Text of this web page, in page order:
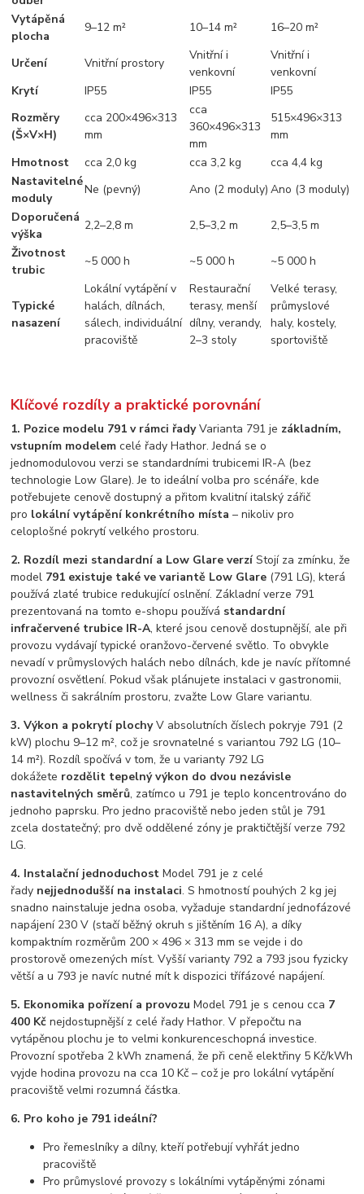
Vytápěná
plocha
9–12 m² 10–14 m² 16–20 m²
Určení Vnitřní prostory
Vnitřní i
venkovní
Vnitřní i
venkovní
Krytí
IP55 IP55
IP55
Rozměry
(Š×V×H)
cca 200×496×313
mm
cca
360×496×313
mm
515×496×313
mm
Hmotnost
cca 2,0 kg cca 3,2 kg
cca 4,4 kg
Nastavitelné
moduly
Ne (pevný) Ano (2 moduly) Ano (3 moduly)
Doporučená
výška
2,2–2,8 m 2,5–3,2 m
2,5–3,5 m
Životnost
trubic
~5 000 h ~5 000 h ~5 000 h
Typické
nasazení
Lokální vytápění v
halách, dílnách,
sálech, individuální
pracoviště
Restaurační
terasy, menší
dílny, verandy,
2–3 stoly
Velké terasy,
průmyslové
haly, kostely,
sportoviště
Klíčové rozdíly a praktické porovnání
1. Pozice modelu 791 v rámci řadyVarianta 791 je základním,
vstupním modelem celé řady Hathor. Jedná se o
jednomodulovou verzi se standardními trubicemi IR-A (bez
technologie Low Glare). Je to ideální volba pro scénáře, kde
potřebujete cenově dostupný a přitom kvalitní italský zářič
pro lokální vytápění konkrétního místa – nikoliv pro
celoplošné pokrytí velkého prostoru.
2. Rozdíl mezi standardní a Low Glare verzíStojí za zmínku, že
model 791 existuje také ve variantě Low Glare (791 LG), která
používá zlaté trubice redukující oslnění. Základní verze 791
prezentovaná na tomto e-shopu používá standardní
infračervené trubice IR-A, které jsou cenově dostupnější, ale při
provozu vydávají typické oranžovo-červené světlo. To obvykle
nevadí v průmyslových halách nebo dílnách, kde je navíc přítomné
provozní osvětlení. Pokud však plánujete instalaci v gastronomii,
wellness či sakrálním prostoru, zvažte Low Glare variantu.
3. Výkon a pokrytí plochyV absolutních číslech pokryje 791 (2
kW) plochu 9–12 m², což je srovnatelné s variantou 792 LG (10–
14 m²). Rozdíl spočívá v tom, že u varianty 792 LG
dokážete rozdělit tepelný výkon do dvou nezávisle
nastavitelných směrů, zatímco u 791 je teplo koncentrováno do
jednoho paprsku. Pro jedno pracoviště nebo jeden stůl je 791
zcela dostatečný; pro dvě oddělené zóny je praktičtější verze 792
LG.
4. Instalační jednoduchost Model 791 je z celé
řady nejjednodušší na instalaci. S hmotností pouhých 2 kg jej
snadno nainstaluje jedna osoba, vyžaduje standardní jednofázové
napájení 230 V (stačí běžný okruh s jištěním 16 A), a díky
kompaktním rozměrům 200 × 496 × 313 mm se vejde i do
prostorově omezených míst. Vyšší varianty 792 a 793 jsou fyzicky
větší a u 793 je navíc nutné mít k dispozici třífázové napájení.
5. Ekonomika pořízení a provozu Model 791 je s cenou cca 7
400 Kč nejdostupnější z celé řady Hathor. V přepočtu na
vytápěnou plochu je to velmi konkurenceschopná investice.
Provozní spotřeba 2 kWh znamená, že při ceně elektřiny 5 Kč/kWh
vyjde hodina provozu na cca 10 Kč – což je pro lokální vytápění
pracoviště velmi rozumná částka.
6. Pro koho je 791 ideální?
Pro řemeslníky a dílny, kteří potřebují vyhřát jedno
pracoviště
Pro průmyslové provozy s lokálními vytápěnými zónami